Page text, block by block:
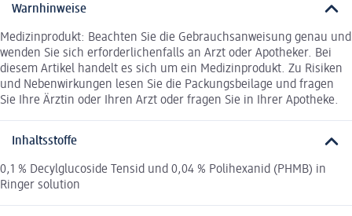
Warnhinweise
Medizinprodukt: Beachten Sie die Gebrauchsanweisung genau und
wenden Sie sich erforderlichenfalls an Arzt oder Apotheker. Bei
diesem Artikel handelt es sich um ein Medizinprodukt. Zu Risiken
und Nebenwirkungen lesen Sie die Packungsbeilage und fragen
Sie Ihre Ärztin oder Ihren Arzt oder fragen Sie in Ihrer Apotheke.
Inhaltsstoffe
0,1 % Decylglucoside Tensid und 0,04 % Polihexanid (PHMB) in
Ringer solution